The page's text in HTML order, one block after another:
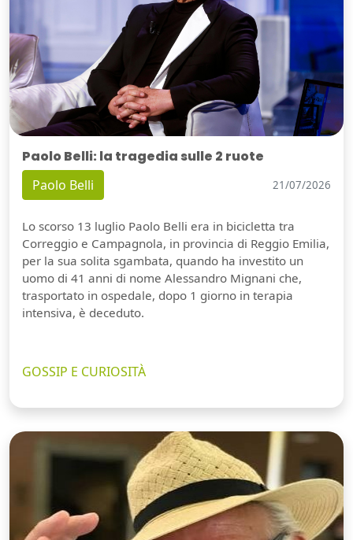
Paolo Belli: la tragedia sulle 2 ruote
Paolo Belli 21/07/2026
Lo scorso 13 luglio Paolo Belli era in bicicletta tra
Correggio e Campagnola, in provincia di Reggio Emilia,
per la sua solita sgambata, quando ha investito un
uomo di 41 anni di nome Alessandro Mignani che,
trasportato in ospedale, dopo 1 giorno in terapia
intensiva, è deceduto.
GOSSIP E CURIOSITÀ